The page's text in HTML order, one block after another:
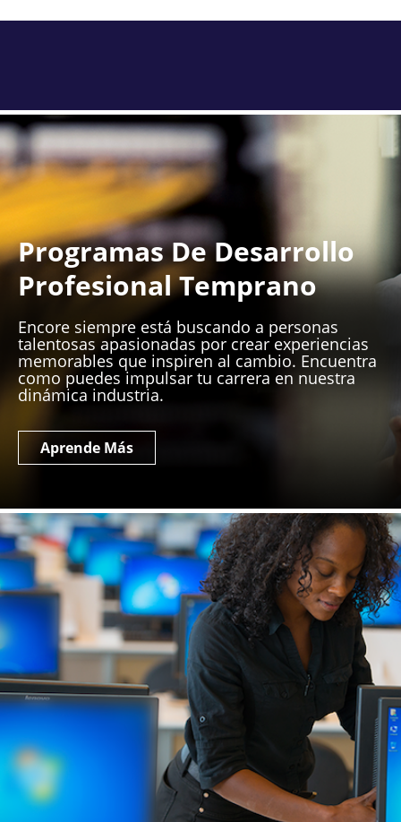
Programas De Desarrollo
Profesional Temprano
Encore siempre está buscando a personas
talentosas apasionadas por crear experiencias
memorables que inspiren al cambio. Encuentra
como puedes impulsar tu carrera en nuestra
dinámica industria.
Aprende Más